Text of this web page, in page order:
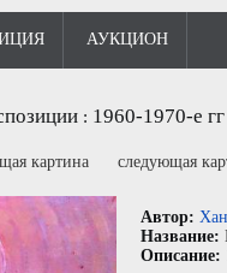
АУКЦИОН
: 1960-1970-е гг
картина следующая
Автор:
Название:
Описание: